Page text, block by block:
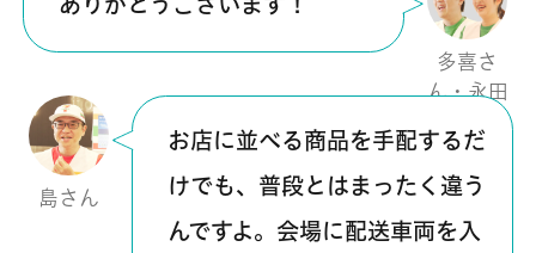
多喜さ
ん・永田
島さん
お店に並べる商品を手配するだ
けでも、普段とはまったく違う
んですよ。会場に配送車両を入